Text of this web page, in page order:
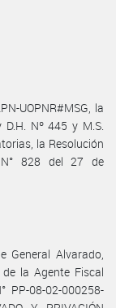
UOPNR#MSG, la
Nº 445 y M.S.
la Resolución
N° 828 del 27 de
General Alvarado,
la Agente Fiscal
PP-08-02-000258-